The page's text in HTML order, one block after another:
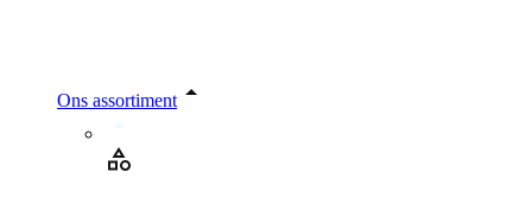
Ons assortiment